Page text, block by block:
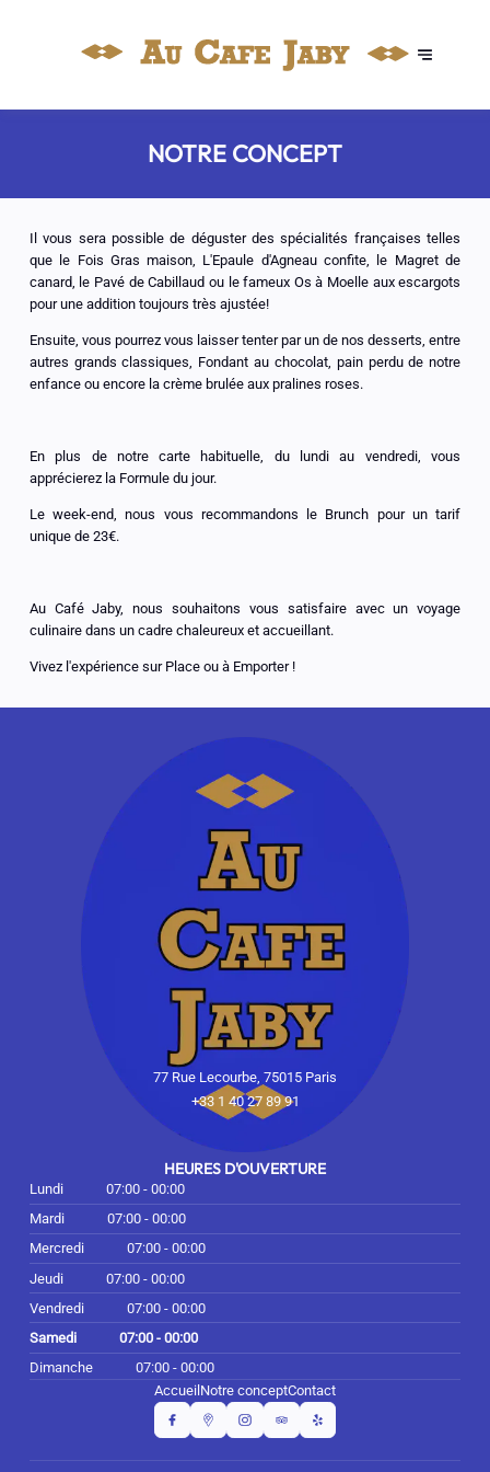
NOTRE CONCEPT
Il vous sera possible de déguster des spécialités françaises telles
que le Fois Gras maison, L'Epaule d'Agneau confite, le Magret de
canard, le Pavé de Cabillaud ou le fameux Os à Moelle aux escargots
pour une addition toujours très ajustée!
Ensuite, vous pourrez vous laisser tenter par un de nos desserts, entre
autres grands classiques, Fondant au chocolat, pain perdu de notre
enfance ou encore la crème brulée aux pralines roses.
En plus de notre carte habituelle, du lundi au vendredi, vous
apprécierez la Formule du jour.
Le week-end, nous vous recommandons le Brunch pour un tarif
unique de 23€.
Au Café Jaby, nous souhaitons vous satisfaire avec un voyage
culinaire dans un cadre chaleureux et accueillant.
Vivez l'expérience sur Place ou à Emporter !
77 Rue Lecourbe, 75015 Paris
+33 1 40 27 89 91
HEURES D'OUVERTURE
Lundi
07:00 - 00:00
Mardi
07:00 - 00:00
Mercredi
07:00 - 00:00
Jeudi
07:00 - 00:00
Vendredi
07:00 - 00:00
Samedi
07:00 - 00:00
Dimanche
07:00 - 00:00
Accueil Notre conceptContact